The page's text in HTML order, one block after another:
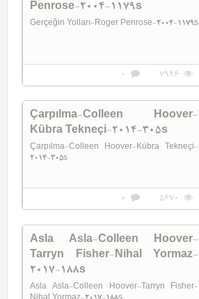
Penrose-2004-1179s
Gerçeğin Yolları-Roger Penrose-2004-1179s
7946
0
Çarpılma-Colleen Hoover-
Kübra Tekneçi-2014-305s
Çarpılma-Colleen Hoover-Kübra Tekneçi-
2014-305s
5670
0
Asla Asla-Colleen Hoover-
Tarryn Fisher-Nihal Yormaz-
2017-188s
Asla Asla-Colleen Hoover-Tarryn Fisher-